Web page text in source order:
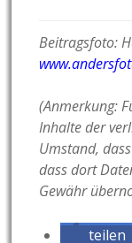
Beitragsfoto:
(Anmerkung:
Inhalte der
Umstand,
dass dort
Gewähr
teilen